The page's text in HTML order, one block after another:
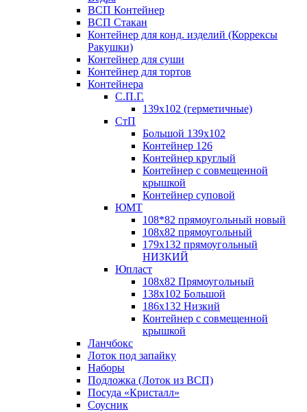
ВСП Контейнер
ВСП Стакан
Контейнер для конд. изделий (Коррексы
Ракушки)
Контейнер для суши
Контейнер для тортов
Контейнера
С.П.Г.
139х102 (герметичные)
СтП
Большой 139х102
Контейнер 126
Контейнер круглый
Контейнер с совмещенной
крышкой
Контейнер суповой
ЮМТ
108*82 прямоугольный новый
108х82 прямоугольный
179х132 прямоугольный
НИЗКИЙ
Юпласт
108х82 Прямоугольный
138х102 Большой
186х132 Низкий
Контейнер с совмещенной
крышкой
Ланчбокс
Лоток под запайку
Наборы
Подложка (Лоток из ВСП)
Посуда «Кристалл»
Соусник